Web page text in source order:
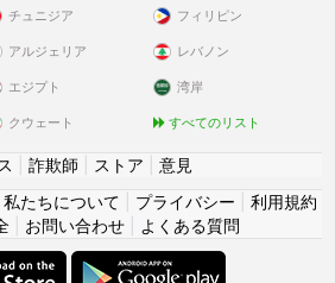
チュニジア
アルジェリア
エジプト
クウェート
フィリピン
レバノン
湾岸
すべてのリスト
詐欺師 ストア
意見
私たちについて プライバシー
利用規約
| お問い合わせ| よくある質問